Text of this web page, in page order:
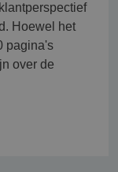
Hoewel het
pagina's
over de